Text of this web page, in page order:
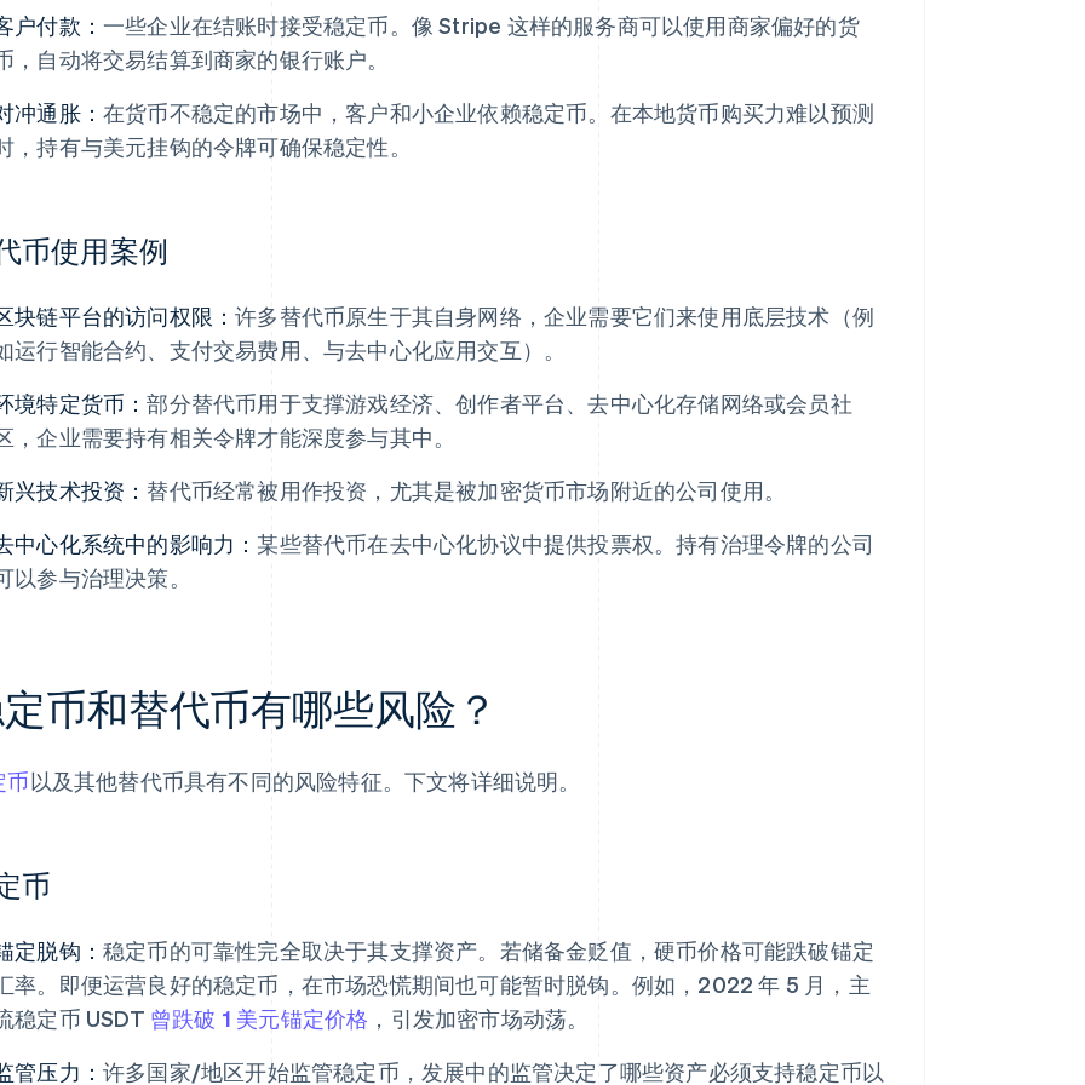
户付款： 一些企业在结账时接受稳定币。像 Stripe 这样的服务商可以使用商家偏好的货
，自动将交易结算到商家的银行账户。
冲通胀： 在货币不稳定的市场中，客户和小企业依赖稳定币。在本地货币购买力难以预测
，持有与美元挂钩的令牌可确保稳定性。
币使用案例
块链平台的访问权限：许多替代币原生于其自身网络，企业需要它们来使用底层技术（例
运行智能合约、支付交易费用、与去中心化应用交互）。
境特定货币：部分替代币用于支撑游戏经济、创作者平台、去中心化存储网络或会员社
，企业需要持有相关令牌才能深度参与其中。
兴技术投资： 替代币经常被用作投资，尤其是被加密货币市场附近的公司使用。
中心化系统中的影响力： 某些替代币在去中心化协议中提供投票权。持有治理令牌的公司
以参与治理决策。
币和替代币有哪些风险？
币以及其他替代币具有不同的风险特征。下文将详细说明。
币
定脱钩： 稳定币的可靠性完全取决于其支撑资产。若储备金贬值，硬币价格可能跌破锚定
率。即便运营良好的稳定币，在市场恐慌期间也可能暂时脱钩。例如，2022 年 5 月，主
稳定币 USDT 曾跌破 1 美元锚定价格 ，引发加密市场动荡。
管压力： 许多国家/地区开始监管稳定币，发展中的监管决定了哪些资产必须支持稳定币以